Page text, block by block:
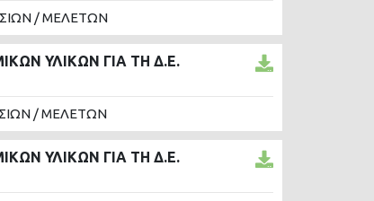
/ ΜΕΛΕΤΩΝ
ΥΛΙΚΩΝ ΓΙΑ ΤΗ Δ.Ε.
/ ΜΕΛΕΤΩΝ
ΥΛΙΚΩΝ ΓΙΑ ΤΗ Δ.Ε.